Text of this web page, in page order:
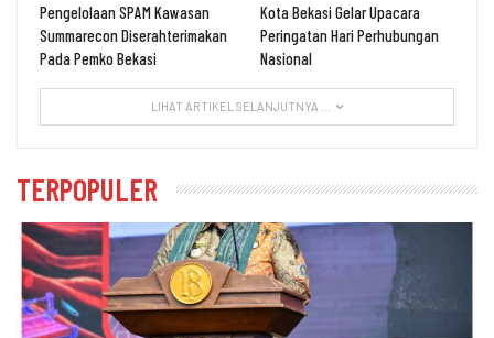
Pengelolaan SPAM Kawasan
Summarecon Diserahterimakan
Pada Pemko Bekasi
Kota Bekasi Gelar Upacara
Peringatan Hari Perhubungan
Nasional
LIHAT ARTIKEL SELANJUTNYA ...
TERPOPULER